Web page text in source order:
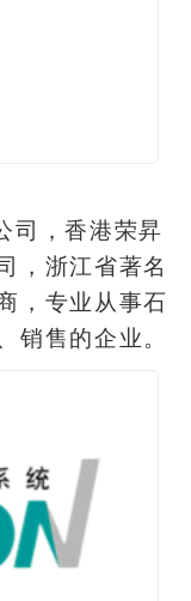
司，香港荣昇
，浙江省著名
，专业从事石
销售的企业。